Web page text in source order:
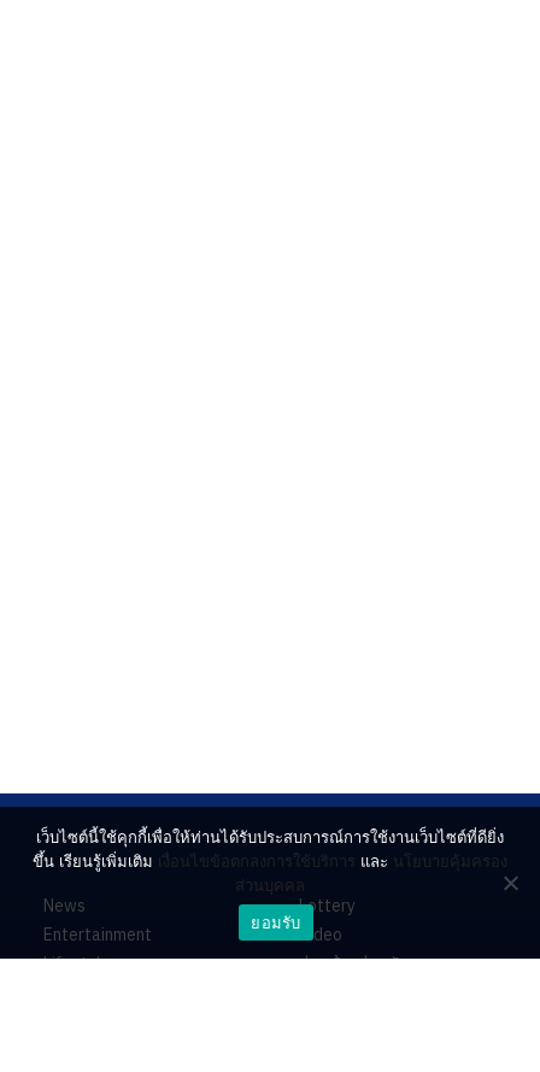
News
Entertainment
Lifestyle
Lottery
Video
ร่วมด้วยช่วยกัน
เว็บไซต์นี้ใช้คุกกี้เพื่อให้ท่านได้รับประสบการณ์การใช้งานเว็บไซต์ที่ดียิ่ง
ขึ้น เรียนรู้เพิ่มเติม เงื่อนไขข้อตกลงการใช้บริการ และ นโยบายคุ้มครอง
ส่วนบุคคล
ยอมรับ